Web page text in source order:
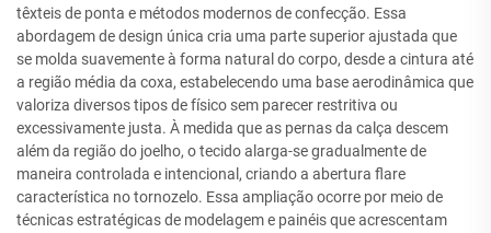
têxteis de ponta e métodos modernos de confecção. Essa
abordagem de design única cria uma parte superior ajustada que
se molda suavemente à forma natural do corpo, desde a cintura até
a região média da coxa, estabelecendo uma base aerodinâmica que
valoriza diversos tipos de físico sem parecer restritiva ou
excessivamente justa. À medida que as pernas da calça descem
além da região do joelho, o tecido alarga-se gradualmente de
maneira controlada e intencional, criando a abertura flare
característica no tornozelo. Essa ampliação ocorre por meio de
técnicas estratégicas de modelagem e painéis que acrescentam